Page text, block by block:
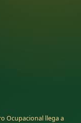
Ocupacional llega a